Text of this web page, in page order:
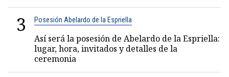
3 Posesión Abelardo de la Espriella
Así será la posesión de Abelardo de la Espriella:
lugar, hora, invitados y detalles de la
ceremonia